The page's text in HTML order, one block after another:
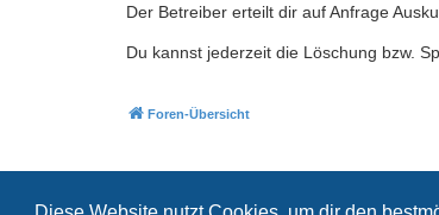
Der Betreiber erteilt dir auf Anfrage
Du kannst jederzeit die Löschung bzw.
Foren-Übersicht